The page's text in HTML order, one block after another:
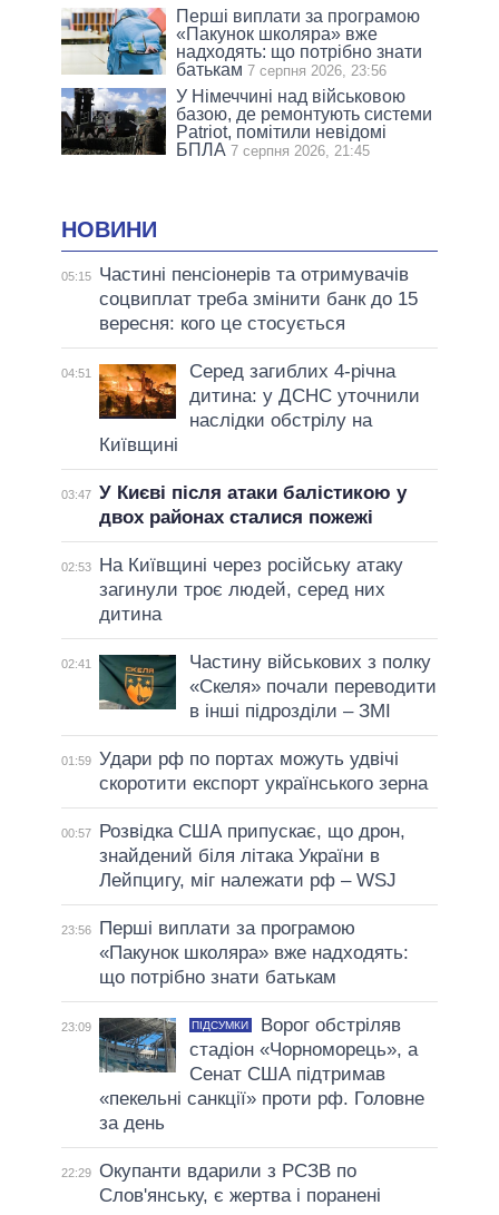
Перші виплати за програмою
«Пакунок школяра» вже
надходять: що потрібно знати
батькам 7 серпня 2026, 23:56
У Німеччині над військовою
базою, де ремонтують системи
Patriot, помітили невідомі
БПЛА 7 серпня 2026, 21:45
НОВИНИ
05:15
Частині пенсіонерів та отримувачів
соцвиплат треба змінити банк до 15
вересня: кого це стосується
04:51
Серед загиблих 4-річна
дитина: у ДСНС уточнили
наслідки обстрілу на
Київщині
03:47 У Києві після атаки балістикою у
двох районах сталися пожежі
02:53
На Київщині через російську атаку
загинули троє людей, серед них
дитина
02:41
Частину військових з полку
«Скеля» почали переводити
в інші підрозділи – ЗМІ
01:59 Удари рф по портах можуть удвічі
скоротити експорт українського зерна
00:57
Розвідка США припускає, що дрон,
знайдений біля літака України в
Лейпцигу, міг належати рф – WSJ
23:56
Перші виплати за програмою
«Пакунок школяра» вже надходять:
що потрібно знати батькам
23:09 ПІДСУМКИ
Ворог обстріляв
стадіон «Чорноморець», а
Сенат США підтримав
«пекельні санкції» проти рф. Головне
за день
22:29 Окупанти вдарили з РСЗВ по
Слов'янську, є жертва і поранені